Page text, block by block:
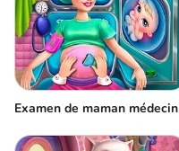
Examen de maman médecin